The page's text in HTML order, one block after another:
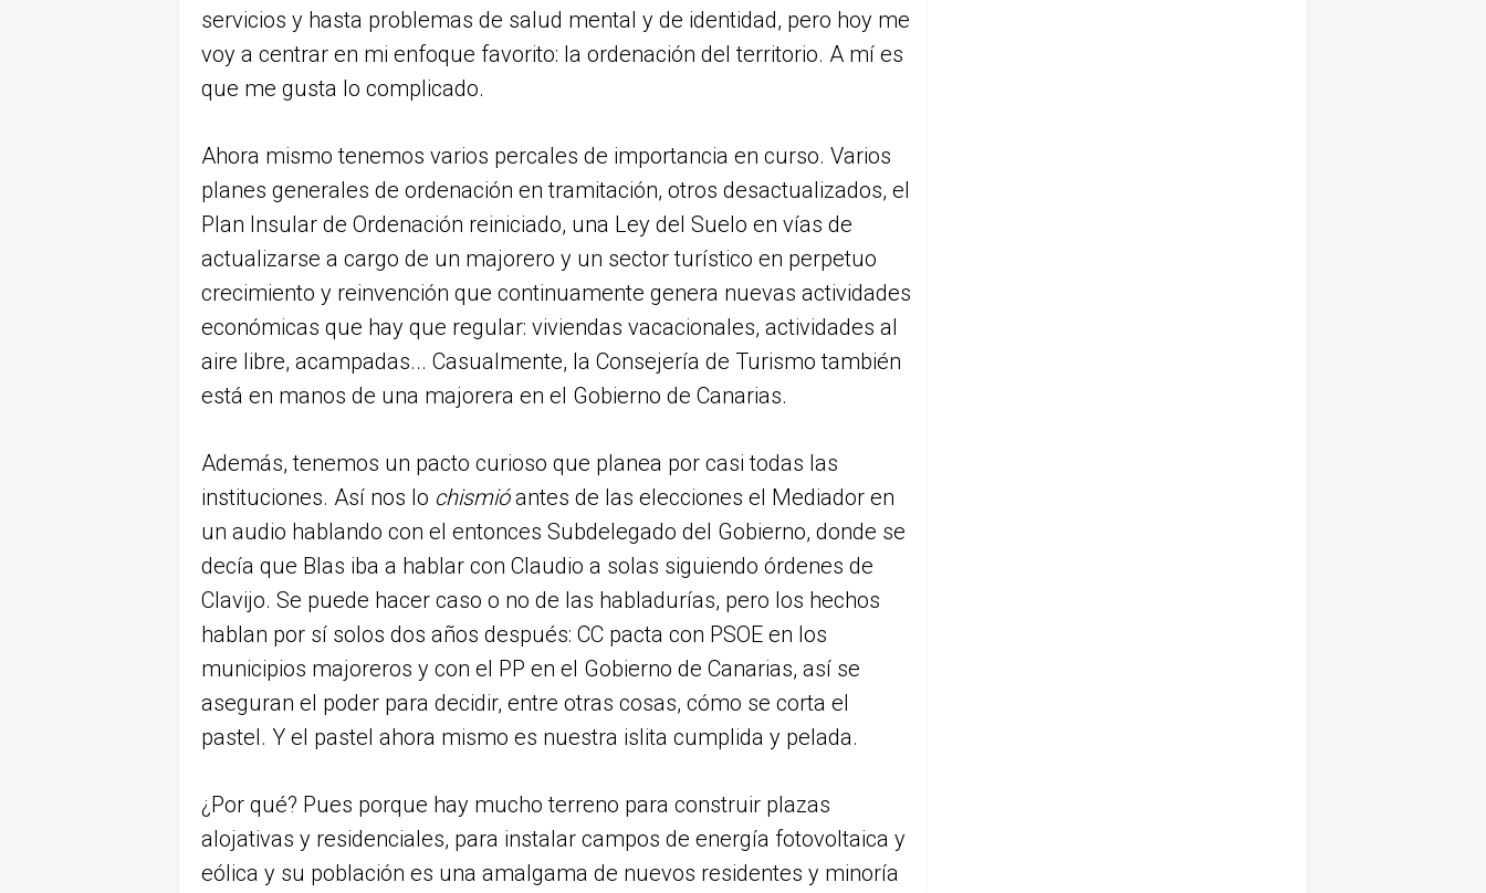
servicios y hasta problemas de salud mental y de identidad, pero hoy me
voy a centrar en mi enfoque favorito: la ordenación del territorio. A mí es
que me gusta lo complicado.
Ahora mismo tenemos varios percales de importancia en curso. Varios
planes generales de ordenación en tramitación, otros desactualizados, el
Plan Insular de Ordenación reiniciado, una Ley del Suelo en vías de
actualizarse a cargo de un majorero y un sector turístico en perpetuo
crecimiento y reinvención que continuamente genera nuevas actividades
económicas que hay que regular: viviendas vacacionales, actividades al
aire libre, acampadas... Casualmente, la Consejería de Turismo también
está en manos de una majorera en el Gobierno de Canarias.
Además, tenemos un pacto curioso que planea por casi todas las
instituciones. Así nos lo chismióantes de las elecciones el Mediador en
un audio hablando con el entonces Subdelegado del Gobierno, donde se
decía que Blas iba a hablar con Claudio a solas siguiendo órdenes de
Clavijo. Se puede hacer caso o no de las habladurías, pero los hechos
hablan por sí solos dos años después: CC pacta con PSOE en los
municipios majoreros y con el PP en el Gobierno de Canarias, así se
aseguran el poder para decidir, entre otras cosas, cómo se corta el
pastel. Y el pastel ahora mismo es nuestra islita cumplida y pelada.
¿Por qué? Pues porque hay mucho terreno para construir plazas
alojativas y residenciales, para instalar campos de energía fotovoltaica y
eólica y su población es una amalgama de nuevos residentes y minoría